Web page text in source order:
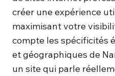
créer une expérience
maximisant votre
compte les spécificités
et géographiques de
un site qui parle